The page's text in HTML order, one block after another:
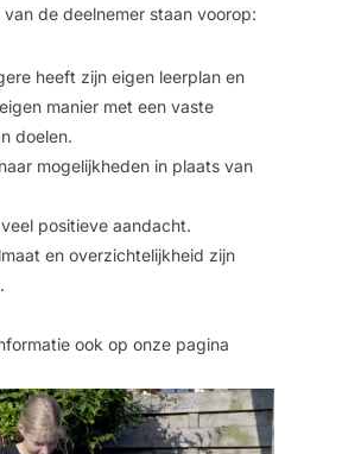
de deelnemer staan voorop:
heeft zijn eigen leerplan en
manier met een vaste
doelen.
mogelijkheden in plaats van
positieve aandacht.
en overzichtelijkheid zijn
ook op onze pagina